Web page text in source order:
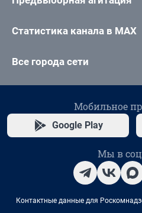
Статистика канала в MAX
Все города сети
Мобильное
Google Play
Мы в
Контактные данные для